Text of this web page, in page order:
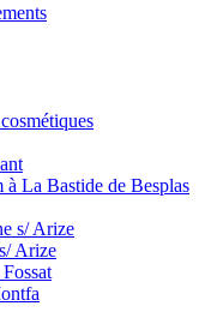
La Bastide de Besplas
s/ Arize
Arize